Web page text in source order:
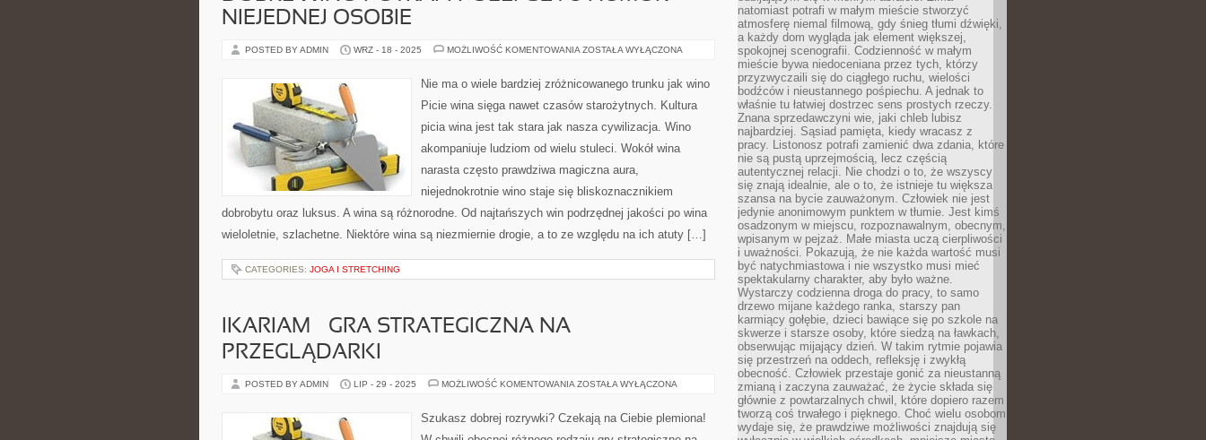
NIEJEDNEJ OSOBIE
POSTED BY ADMIN WRZ - 18 - 2025 MOŻLIWOŚĆ KOMENTOWANIA DOBRE
POLEPSZYĆ
HUMOR
OSOBIE
ZOSTAŁA WYŁĄCZONA
Nie ma o wiele bardziej zróżnicowanego trunku jak wino
Picie wina sięga nawet czasów starożytnych. Kultura
picia wina jest tak stara jak nasza cywilizacja. Wino
akompaniuje ludziom od wielu stuleci. Wokół wina
narasta często prawdziwa magiczna aura,
niejednokrotnie wino staje się bliskoznacznikiem
dobrobytu oraz luksus. A wina są różnorodne. Od najtańszych win podrzędnej jakości po wina
wieloletnie, szlachetne. Niektóre wina są niezmiernie drogie, a to ze względu na ich atuty […]
CATEGORIES: JOGA I STRETCHING
IKARIAM – GRA STRATEGICZNA NA
PRZEGLĄDARKI
POSTED BY ADMIN LIP - 29 - 2025 MOŻLIWOŚĆ KOMENTOWANIA IKARIAM
STRATEGICZNA
NA
ZOSTAŁA WYŁĄCZONA
Szukasz dobrej rozrywki? Czekają na Ciebie plemiona!
natomiast potrafi w małym mieście stworzyć
atmosferę niemal filmową, gdy śnieg tłumi dźwięki,
a każdy dom wygląda jak element większej,
spokojnej scenografii. Codzienność w małym
mieście bywa niedoceniana przez tych, którzy
przyzwyczaili się do ciągłego ruchu, wielości
bodźców i nieustannego pośpiechu. A jednak to
właśnie tu łatwiej dostrzec sens prostych rzeczy.
Znana sprzedawczyni wie, jaki chleb lubisz
najbardziej. Sąsiad pamięta, kiedy wracasz z
pracy. Listonosz potrafi zamienić dwa zdania, które
nie są pustą uprzejmością, lecz częścią
autentycznej relacji. Nie chodzi o to, że wszyscy
się znają idealnie, ale o to, że istnieje tu większa
szansa na bycie zauważonym. Człowiek nie jest
jedynie anonimowym punktem w tłumie. Jest kimś
osadzonym w miejscu, rozpoznawalnym, obecnym,
wpisanym w pejzaż. Małe miasta uczą cierpliwości
i uważności. Pokazują, że nie każda wartość musi
być natychmiastowa i nie wszystko musi mieć
spektakularny charakter, aby było ważne.
Wystarczy codzienna droga do pracy, to samo
drzewo mijane każdego ranka, starszy pan
karmiący gołębie, dzieci bawiące się po szkole na
skwerze i starsze osoby, które siedzą na ławkach,
obserwując mijający dzień. W takim rytmie pojawia
się przestrzeń na oddech, refleksję i zwykłą
obecność. Człowiek przestaje gonić za nieustanną
zmianą i zaczyna zauważać, że życie składa się
głównie z powtarzalnych chwil, które dopiero razem
tworzą coś trwałego i pięknego. Choć wielu osobom
wydaje się, że prawdziwe możliwości znajdują się